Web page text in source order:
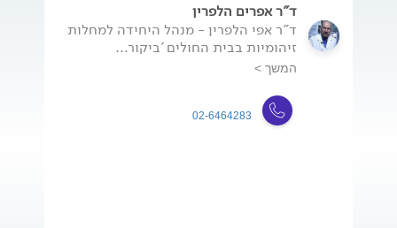
ד"ר אפרים הלפרין
ד"ר אפי הלפרין - מנהל היחידה למחלות
זיהומיות בבית החולים 'ביקור...
המשך >
02-6464283